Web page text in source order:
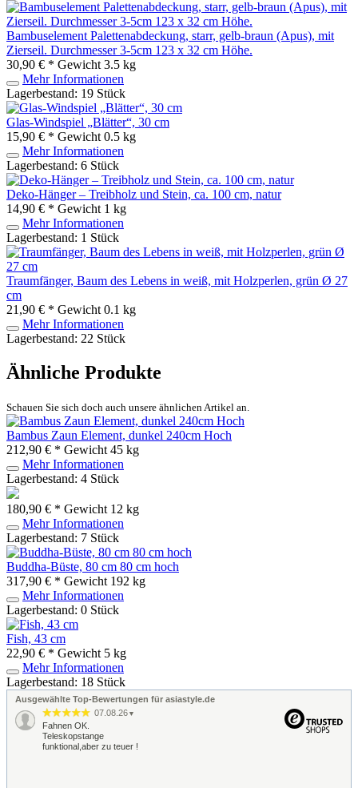
Bambuselement Palettenabdeckung, starr, gelb-braun (Apus), mit
Zierseil. Durchmesser 3-5cm 123 x 32 cm Höhe.
30,90 € * Gewicht 3.5 kg
Mehr Informationen
Lagerbestand: 19 Stück
Glas-Windspiel „Blätter“, 30 cm
15,90 € * Gewicht 0.5 kg
Mehr Informationen
Lagerbestand: 6 Stück
Deko-Hänger – Treibholz und Stein, ca. 100 cm, natur
14,90 € * Gewicht 1 kg
Mehr Informationen
Lagerbestand: 1 Stück
Traumfänger, Baum des Lebens in weiß, mit Holzperlen, grün Ø 27
cm
21,90 € * Gewicht 0.1 kg
Mehr Informationen
Lagerbestand: 22 Stück
Ähnliche Produkte
Schauen Sie sich doch auch unsere ähnlichen Artikel an.
Bambus Zaun Element, dunkel 240cm Hoch
212,90 € * Gewicht 45 kg
Mehr Informationen
Lagerbestand: 4 Stück
180,90 € * Gewicht 12 kg
Mehr Informationen
Lagerbestand: 7 Stück
Buddha-Büste, 80 cm 80 cm hoch
317,90 € * Gewicht 192 kg
Mehr Informationen
Lagerbestand: 0 Stück
Fish, 43 cm
22,90 € * Gewicht 5 kg
Mehr Informationen
Lagerbestand: 18 Stück
Ausgewählte Top-Bewertungen für asiastyle.de
07.08.26 ▼
Fahnen OK.
Teleskopstange
funktional,aber zu teuer !